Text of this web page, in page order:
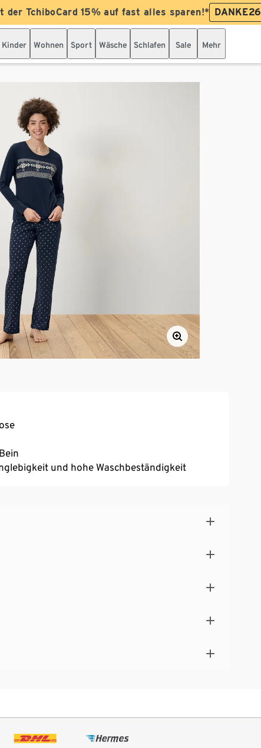
der TchiboCard 15% auf fast alles sparen!* DANKE26
Kinder Wohnen Sport Wäsche Schlafen Sale Mehr
und hohe Waschbeständigkeit